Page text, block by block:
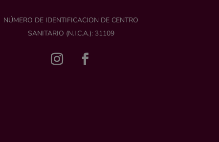
NÚMERO DE IDENTIFICACION DE CENTRO
SANITARIO (N.I.C.A.): 31109